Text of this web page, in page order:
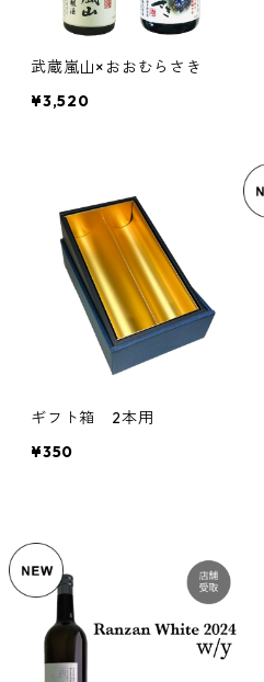
武蔵嵐山×おおむらさき
¥3,520
ギフト箱 2本用
¥350